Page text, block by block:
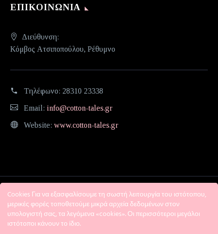
ΕΠΙΚΟΙΝΩΝΊΑ
Διεύθυνση:
Κόμβος Ατσιποπούλου, Ρέθυμνο
Τηλέφωνο: 28310 23338
Email: info@cotton-tales.gr
Website: www.cotton-tales.gr
Cookies Για να εξασφαλίσουμε τη σωστή λειτουργία του ιστότοπου,
μερικές φορές τοποθετούμε μικρά αρχεία δεδομένων στον
υπολογιστή σας, τα λεγόμενα «cookies». Οι περισσότεροι μεγάλοι
ιστότοποι κάνουν το ίδιο.